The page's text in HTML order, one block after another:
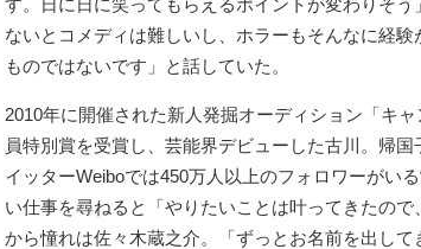
す。日に日に笑ってもらえるポイントが変わりそ
ないとコメディは難しいし、ホラーもそんなに経
ものではないです」と話していた。
2010年に開催された新人発掘オーディション「キ
員特別賞を受賞し、芸能界デビューした古川。帰
イッターWeiboでは450万人以上のフォロワーがい
い仕事を尋ねると「やりたいことは叶ってきたの
から憧れは佐々木蔵之介。「ずっとお名前を出して